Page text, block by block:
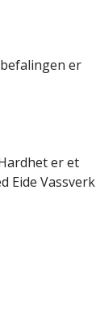
er
er et
Eide Vassverk